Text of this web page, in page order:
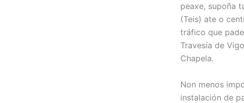
peaxe, supoña
(Teis) ate o
tráfico que
Travesía de
Chapela.
Non menos
instalación de